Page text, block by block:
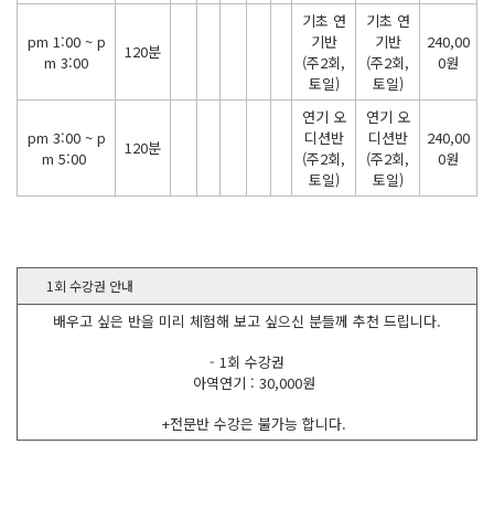
pm 1:00 ~ p
m 3:00
120분
기초 연
기반
(주2회,
토일)
기초 연
기반
(주2회,
토일)
240,00
0원
pm 3:00 ~ p
m 5:00
120분
연기 오
디션반
(주2회,
토일)
연기 오
디션반
(주2회,
토일)
240,00
0원
1회 수강권 안내
배우고 싶은 반을 미리 체험해 보고 싶으신 분들께 추천 드립니다.
- 1회 수강권
아역연기 : 30,000원
+전문반 수강은 불가능 합니다.